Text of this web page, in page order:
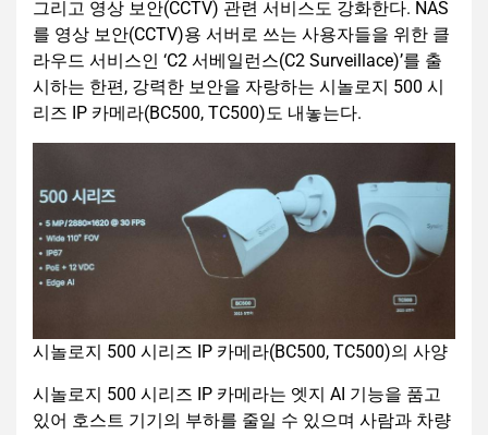
그리고 영상 보안(CCTV) 관련 서비스도 강화한다. NAS
를 영상 보안(CCTV)용 서버로 쓰는 사용자들을 위한 클
라우드 서비스인 ‘C2 서베일런스(C2 Surveillace)’를 출
시하는 한편, 강력한 보안을 자랑하는 시놀로지 500 시
리즈 IP 카메라(BC500, TC500)도 내놓는다.
시놀로지 500 시리즈 IP 카메라(BC500, TC500)의 사양
시놀로지 500 시리즈 IP 카메라는 엣지 AI 기능을 품고
있어 호스트 기기의 부하를 줄일 수 있으며 사람과 차량